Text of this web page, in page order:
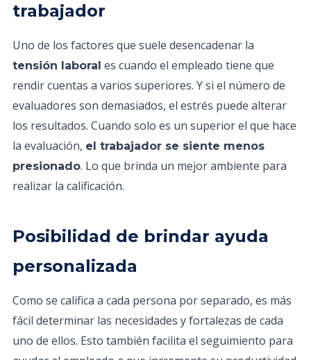
trabajador
Uno de los factores que suele desencadenar la
tensión laboral es cuando el empleado tiene que
rendir cuentas a varios superiores. Y si el número de
evaluadores son demasiados, el estrés puede alterar
los resultados. Cuando solo es un superior el que hace
la evaluación, el trabajador se siente menos
presionado. Lo que brinda un mejor ambiente para
realizar la calificación.
Posibilidad de brindar ayuda
personalizada
Como se califica a cada persona por separado, es más
fácil determinar las necesidades y fortalezas de cada
uno de ellos. Esto también facilita el seguimiento para